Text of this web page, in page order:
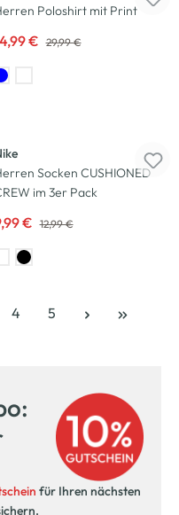
Poloshirt mit Print
€ 29,99 €
Socken CUSHIONED
im 3er Pack
€ 12,99 €
Seite
4
Seite
5
für Ihren nächsten